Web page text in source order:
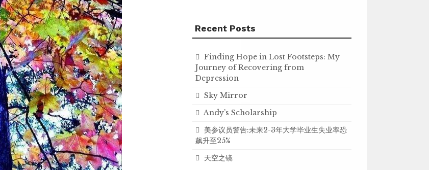
Recent Posts
Finding Hope in Lost Footsteps: My
Journey of Recovering from
Depression
Sky Mirror
Andy’s Scholarship
美参议员警告:未来2-3年大学毕业生失业率恐
飙升至25%
天空之镜